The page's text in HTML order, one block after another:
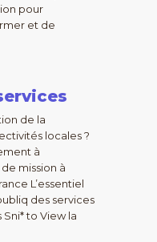
pour
et de
de la
locales ?
à
mission à
L’essentiel
des services
to View la